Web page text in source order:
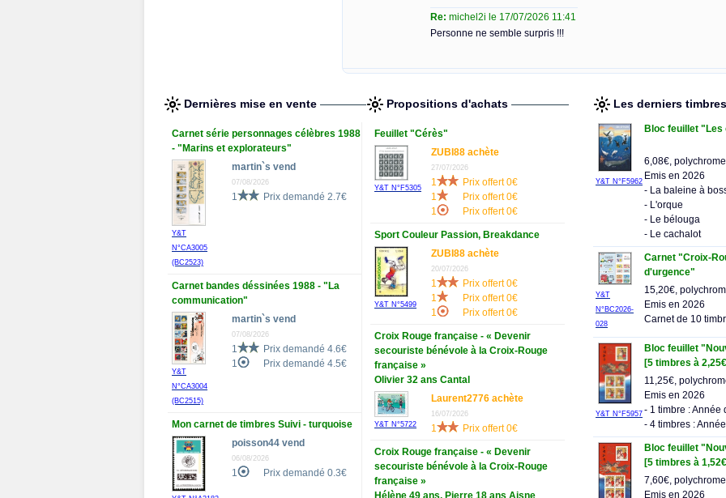
Re: michel2i le 17/07/2026 11:41
Personne ne semble surpris !!!
Dernières mise en vente
Carnet série personnages célèbres 1988
- "Marins et explorateurs"
Y&T
N°CA3005
(BC2523)
martin`s vend
07/08/2026
1 Prix demandé 2.7€
Carnet bandes déssinées 1988 - "La
communication"
Y&T
N°CA3004
(BC2515)
martin`s vend
07/08/2026
1
Prix demandé 4.6€
1
Prix demandé 4.5€
Mon carnet de timbres Suivi - turquoise
poisson44 vend
06/08/2026
1 Prix demandé 0.3€
Propositions d'achats
Feuillet "Cérès"
Y&T N°F5305
ZUBI88 achète
27/07/2026
1
Prix offert 0€
1
Prix offert 0€
1
Prix offert 0€
Sport Couleur Passion, Breakdance
Y&T N°5499
ZUBI88 achète
20/07/2026
1
Prix offert 0€
1
Prix offert 0€
1
Prix offert 0€
Croix Rouge française - « Devenir
secouriste bénévole à la Croix-Rouge
française »
Olivier 32 ans Cantal
Y&T N°5722
Laurent2776 achète
16/07/2026
1 Prix offert 0€
Croix Rouge française - « Devenir
secouriste bénévole à la Croix-Rouge
française »
Hélène 49 ans, Pierre 18 ans Aisne
Les derniers
Y&T N°F5962
Bloc feuillet
6,08€, polychrome
Emis en 2026
- La baleine à
- L'orque
- Le bélouga
- Le cachalot
Y&T
N°BC2026-
028
Carnet "Croix-
d'urgence"
15,20€,
Emis en 2026
Carnet de 10
Y&T N°F5957
Bloc feuillet
[5 timbres à
11,25€,
Emis en 2026
- 1 timbre : Année
- 4 timbres :
Bloc feuillet
[5 timbres à
7,60€, polychrome
Emis en 2026